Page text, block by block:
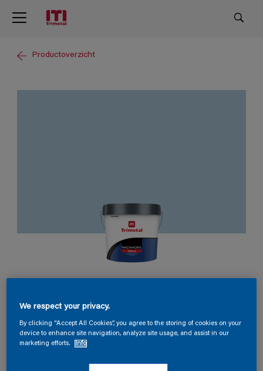
Productoverzicht
Magnacryl Velours
S2.12.75
We respect your privacy.
By clicking “Accept All Cookies”, you agree to the storing of cookies on your
device to enhance site navigation, analyze site usage, and assist in our
marketing efforts.
Info